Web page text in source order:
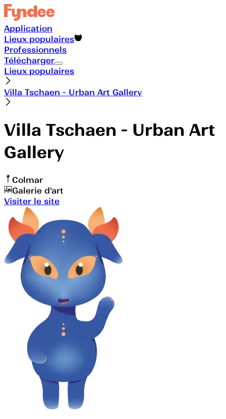
Application
Lieux populaires
Professionnels
Télécharger
Lieux populaires
Villa Tschaen - Urban Art Gallery
Villa Tschaen - Urban Art
Gallery
Colmar
Galerie d'art
Visiter le site